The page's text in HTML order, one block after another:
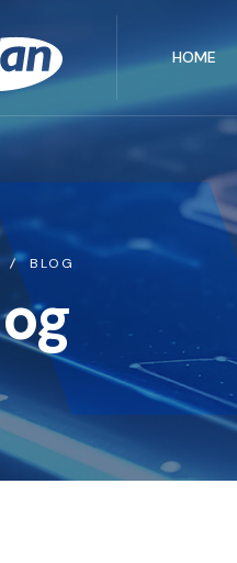
HOME
BLOG